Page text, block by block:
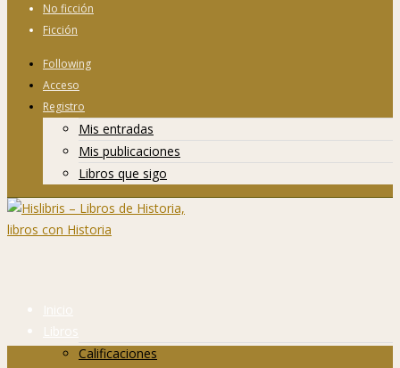
No ficción
Ficción
Following
Acceso
Registro
Mis entradas
Mis publicaciones
Libros que sigo
Inicio
Libros
Calificaciones